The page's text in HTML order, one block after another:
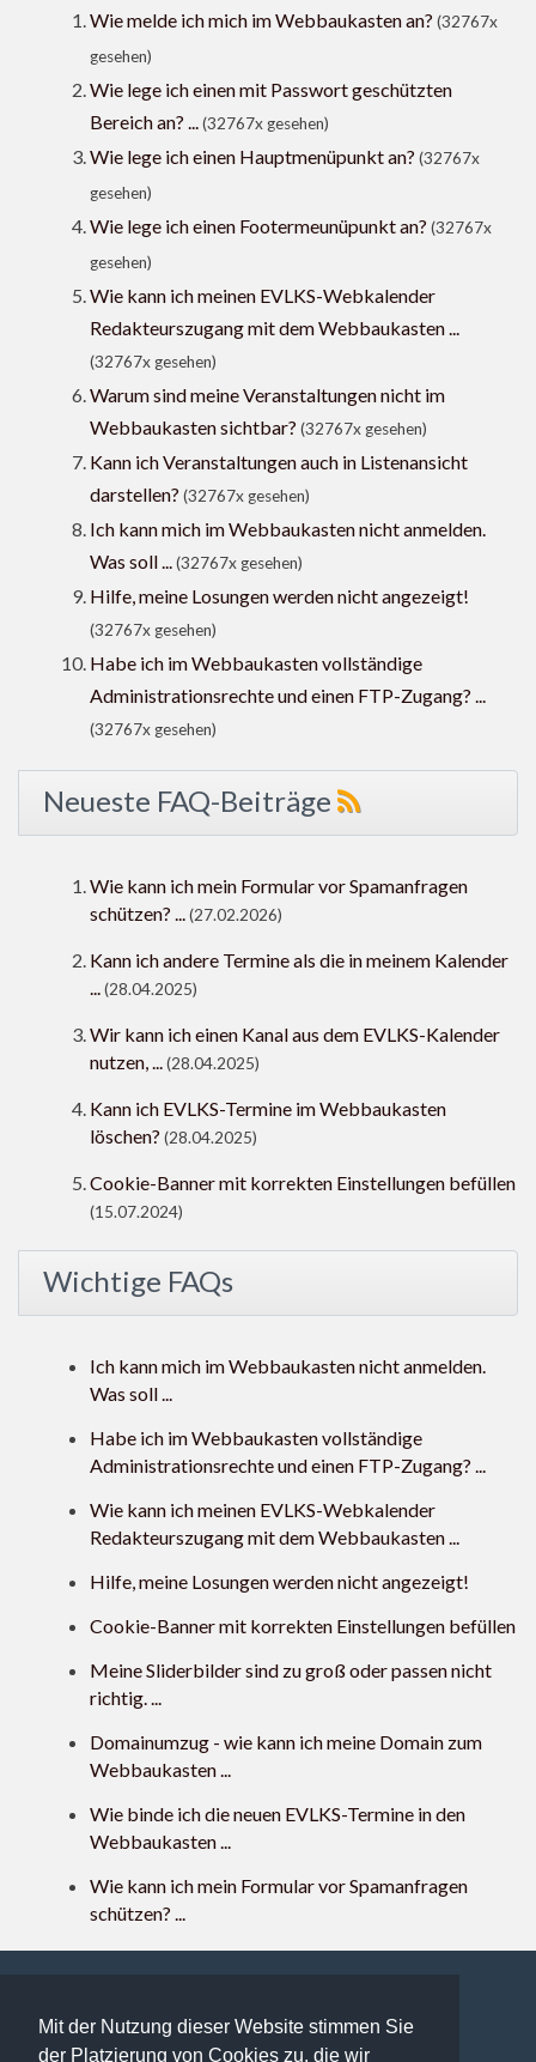
Mit der Nutzung dieser Website stimmen Sie
der Platzierung von Cookies zu, die wir
Wie melde ich mich im Webbaukasten an? (32767x
gesehen)
Wie lege ich einen mit Passwort geschützten
Bereich an? ...(32767x gesehen)
Wie lege ich einen Hauptmenüpunkt an? (32767x
gesehen)
Wie lege ich einen Footermeunüpunkt an? (32767x
gesehen)
Wie kann ich meinen EVLKS-Webkalender
Redakteurszugang mit dem Webbaukasten ...
(32767x gesehen)
Warum sind meine Veranstaltungen nicht im
Webbaukasten sichtbar? (32767x gesehen)
Kann ich Veranstaltungen auch in Listenansicht
darstellen? (32767x gesehen)
Ich kann mich im Webbaukasten nicht anmelden.
Was soll ...(32767x gesehen)
Hilfe, meine Losungen werden nicht angezeigt!
(32767x gesehen)
Habe ich im Webbaukasten vollständige
Administrationsrechte und einen FTP-Zugang? ...
(32767x gesehen)
Neueste FAQ-Beiträge
Wie kann ich mein Formular vor Spamanfragen
schützen? ...(27.02.2026)
Kann ich andere Termine als die in meinem Kalender
...(28.04.2025)
Wir kann ich einen Kanal aus dem EVLKS-Kalender
nutzen, ...(28.04.2025)
Kann ich EVLKS-Termine im Webbaukasten
löschen? (28.04.2025)
Cookie-Banner mit korrekten Einstellungen befüllen
(15.07.2024)
Wichtige FAQs
Ich kann mich im Webbaukasten nicht anmelden.
Was soll ...
Habe ich im Webbaukasten vollständige
Administrationsrechte und einen FTP-Zugang? ...
Wie kann ich meinen EVLKS-Webkalender
Redakteurszugang mit dem Webbaukasten ...
Hilfe, meine Losungen werden nicht angezeigt!
Cookie-Banner mit korrekten Einstellungen befüllen
Meine Sliderbilder sind zu groß oder passen nicht
richtig. ...
Domainumzug - wie kann ich meine Domain zum
Webbaukasten ...
Wie binde ich die neuen EVLKS-Termine in den
Webbaukasten ...
Wie kann ich mein Formular vor Spamanfragen
schützen? ...
103 users online | 103 Gäste und 0 Registrierte